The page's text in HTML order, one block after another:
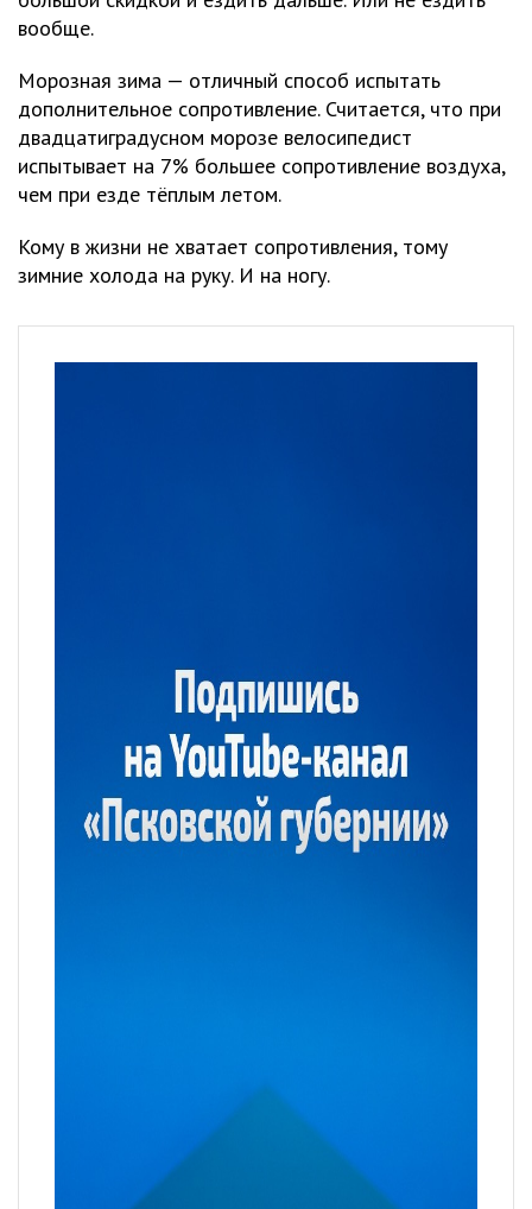
вообще.
Морозная зима — отличный способ испытать
дополнительное сопротивление. Считается, что при
двадцатиградусном морозе велосипедист
испытывает на 7% большее сопротивление воздуха,
чем при езде тёплым летом.
Кому в жизни не хватает сопротивления, тому
зимние холода на руку. И на ногу.